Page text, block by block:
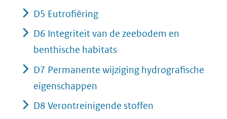
D5 Eutrofiëring
D6 Integriteit van de zeebodem en
benthische habitats
D7 Permanente wijziging hydrografische
eigenschappen
D8 Verontreinigende stoffen